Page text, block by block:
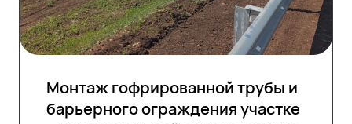
Монтаж гофрированной трубы и
барьерного ограждения участке